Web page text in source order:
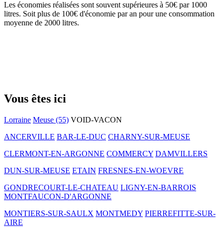
Les économies réalisées sont souvent supérieures à 50€ par 1000
litres. Soit plus de 100€ d'économie par an pour une consommation
moyenne de 2000 litres.
Vous êtes ici
Lorraine Meuse (55) VOID-VACON
ANCERVILLE BAR-LE-DUC CHARNY-SUR-MEUSE
CLERMONT-EN-ARGONNE COMMERCY DAMVILLERS
DUN-SUR-MEUSE ETAIN FRESNES-EN-WOEVRE
GONDRECOURT-LE-CHATEAU LIGNY-EN-BARROIS
MONTFAUCON-D'ARGONNE
MONTIERS-SUR-SAULX MONTMEDY PIERREFITTE-SUR-
AIRE